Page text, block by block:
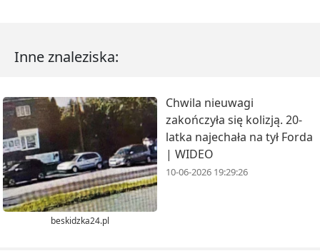
Inne znaleziska:
beskidzka24.pl
Chwila nieuwagi
zakończyła się kolizją. 20-
latka najechała na tył Forda
| WIDEO
10-06-2026 19:29:26